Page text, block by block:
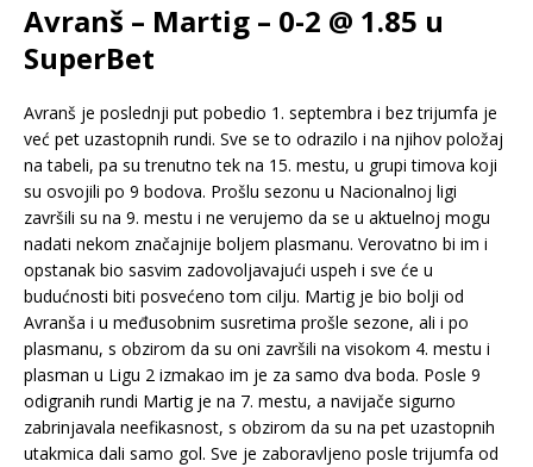
Avranš – Martig – 0-2 @ 1.85 u
SuperBet
Avranš je poslednji put pobedio 1. septembra i bez trijumfa je
već pet uzastopnih rundi. Sve se to odrazilo i na njihov položaj
na tabeli, pa su trenutno tek na 15. mestu, u grupi timova koji
su osvojili po 9 bodova. Prošlu sezonu u Nacionalnoj ligi
završili su na 9. mestu i ne verujemo da se u aktuelnoj mogu
nadati nekom značajnije boljem plasmanu. Verovatno bi im i
opstanak bio sasvim zadovoljavajući uspeh i sve će u
budućnosti biti posvećeno tom cilju. Martig je bio bolji od
Avranša i u međusobnim susretima prošle sezone, ali i po
plasmanu, s obzirom da su oni završili na visokom 4. mestu i
plasman u Ligu 2 izmakao im je za samo dva boda. Posle 9
odigranih rundi Martig je na 7. mestu, a navijače sigurno
zabrinjavala neefikasnost, s obzirom da su na pet uzastopnih
utakmica dali samo gol. Sve je zaboravljeno posle trijumfa od